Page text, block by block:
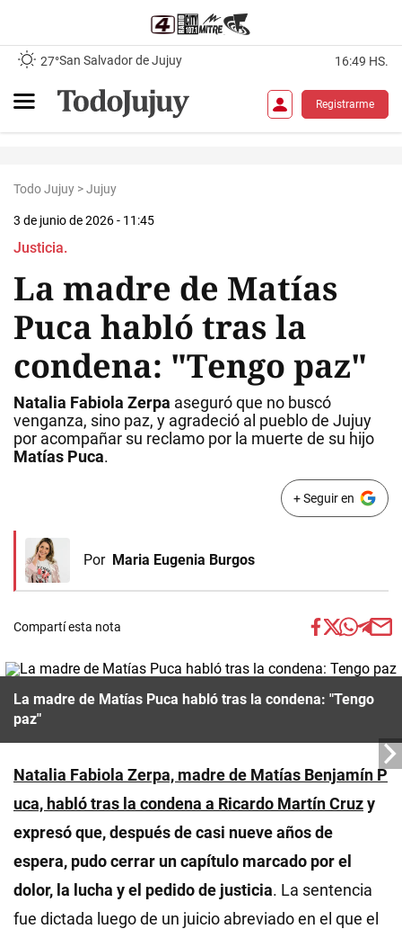
27°San Salvador de Jujuy 16:49 HS.
Registrarme
Todo Jujuy >Jujuy
3 de junio de 2026 - 11:45
Justicia.
La madre de Matías
Puca habló tras la
condena: "Tengo paz"
Natalia Fabiola Zerpa aseguró que no buscó
venganza, sino paz, y agradeció al pueblo de Jujuy
por acompañar su reclamo por la muerte de su hijo
Matías Puca.
+ Seguir en
Por Maria Eugenia Burgos
Compartí esta nota
La madre de Matías Puca habló tras la condena: "Tengo
paz"
Natalia Fabiola Zerpa, madre de Matías Benjamín P
uca, habló tras la condena a Ricardo Martín Cruzy
expresó que, después de casi nueve años de
espera, pudo cerrar un capítulo marcado por el
dolor, la lucha y el pedido de justicia. La sentencia
fue dictada luego de un juicio abreviado en el que el